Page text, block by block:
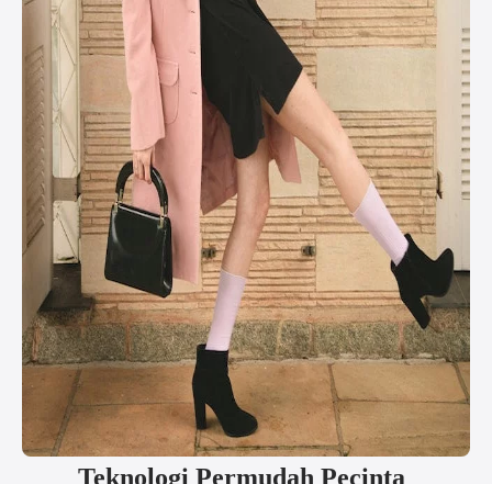
Teknologi Permudah Pecinta